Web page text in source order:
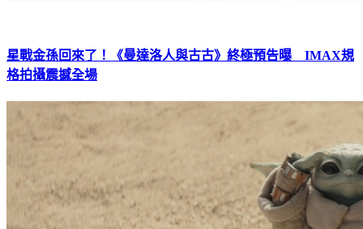
星戰金孫回來了！《曼達洛人與古古》終極預告曝 IMAX規
格拍攝震撼全場